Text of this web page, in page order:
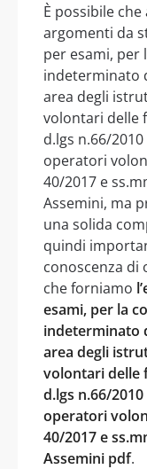
È possibile
argomenti da
per esami, per
indeterminato
area degli
volontari delle
d.lgs n.66/
operatori
40/2017 e
Assemini, ma
una solida
quindi
conoscenza di
che forniamo
esami, per la
indeterminato
area degli
volontari delle
d.lgs n.66/
operatori
40/2017 e
Assemini pdf.